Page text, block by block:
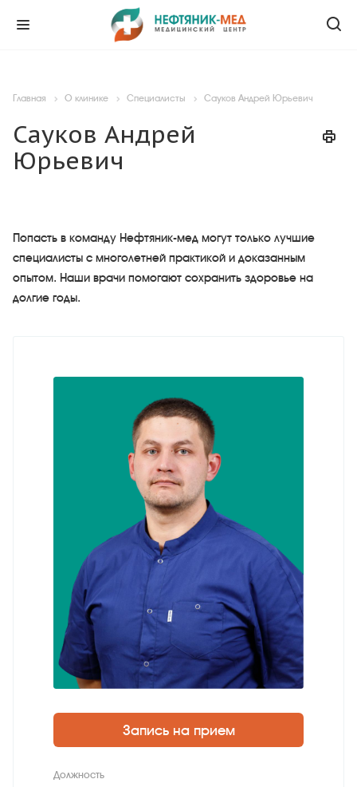
Главная О клинике Специалисты Сауков Андрей Юрьевич
Сауков Андрей
Юрьевич
Попасть в команду Нефтяник-мед могут только лучшие
специалисты с многолетней практикой и доказанным
опытом. Наши врачи помогают сохранить здоровье на
долгие годы.
Запись на прием
Должность